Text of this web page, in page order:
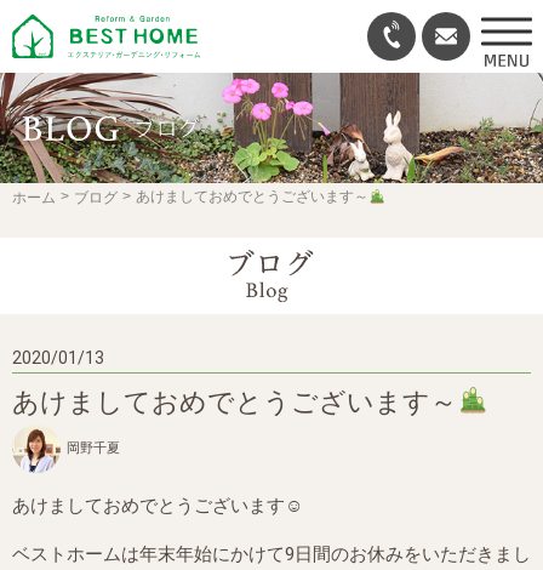
ホーム ブログ あけましておめでとうございます～
2020/01/13
あけましておめでとうございます～
岡野千夏
あけましておめでとうございます☺
ベストホームは年末年始にかけて9日間のお休みをいただきまし